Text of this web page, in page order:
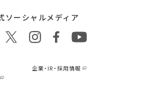
ソーシャルメディア
企業・IR・採用情報